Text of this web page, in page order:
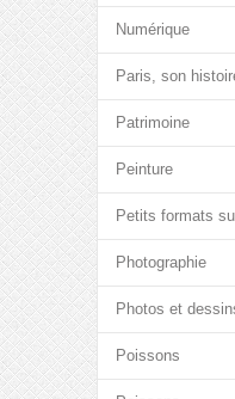
Numérique
Paris, son
Patrimoine
Peinture
Petits formats
Photographie
Photos et
Poissons